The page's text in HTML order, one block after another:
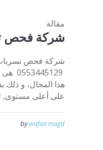
مقالة
شركة فحص
هذا المجال، و ذلك
على أعلى مستوى,
bywafaa magd